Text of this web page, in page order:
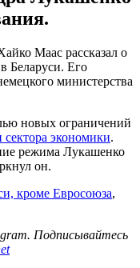
Маас рассказал о
Беларуси. Его
министерства
новых ограничений
сектора экономики.
режима Лукашенко
он.
кроме Евросоюза,
Подписывайтесь